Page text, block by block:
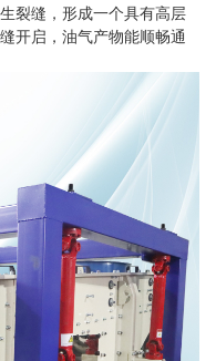
裂缝，形成一个具有高层
开启，油气产物能顺畅通